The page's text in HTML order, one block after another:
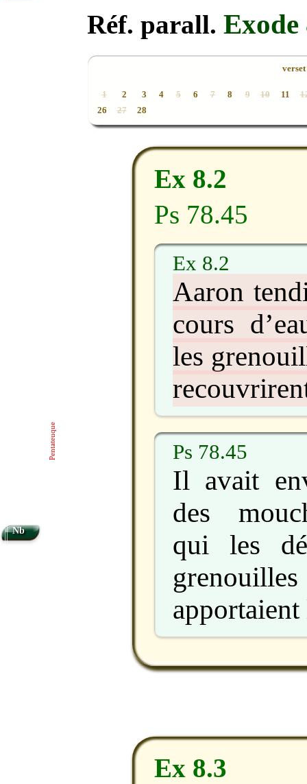
Réf. parall.Exode
verset
1 2 3 4 5 6 7 8 9 10 11
26
27 28
Ex 8.2
Ps 78.45
Ex 8.2
Aaron
cours
les
Ps 78.45
Il avait
des
qui les
Ex 8.3
Nb
Pentateuque